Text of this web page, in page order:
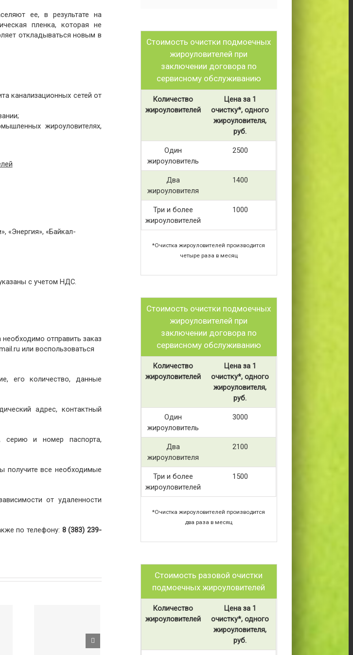
ее, в результате на
пленка, которая не
откладываться новым в
канализационных сетей от
жироуловителях,
«Энергия», «Байкал-
с учетом НДС.
отправить заказ
или воспользоваться
его количество, данные
адрес, контактный
и номер паспорта,
получите все необходимые
от удаленности
по телефону: 8 (383) 239-
Стоимость очистки подмоечных
жироуловителей при
заключении договора по
сервисному обслуживанию
Количество
жироуловителей
Цена за 1
очистку*, одного
жироуловителя,
руб.
Один
жироуловитель
2500
Два
жироуловителя
1400
Три и более
жироуловителей
1000
*Очистка жироуловителей производится
четыре раза в месяц
Стоимость очистки подмоечных
жироуловителей при
заключении договора по
сервисному обслуживанию
Количество
жироуловителей
Цена за 1
очистку*, одного
жироуловителя,
руб.
Один
жироуловитель
3000
Два
жироуловителя
2100
Три и более
жироуловителей
1500
*Очистка жироуловителей производится
два раза в месяц
Стоимость разовой очистки
подмоечных жироуловителей
Количество
жироуловителей
Цена за 1
очистку*, одного
жироуловителя,
руб.